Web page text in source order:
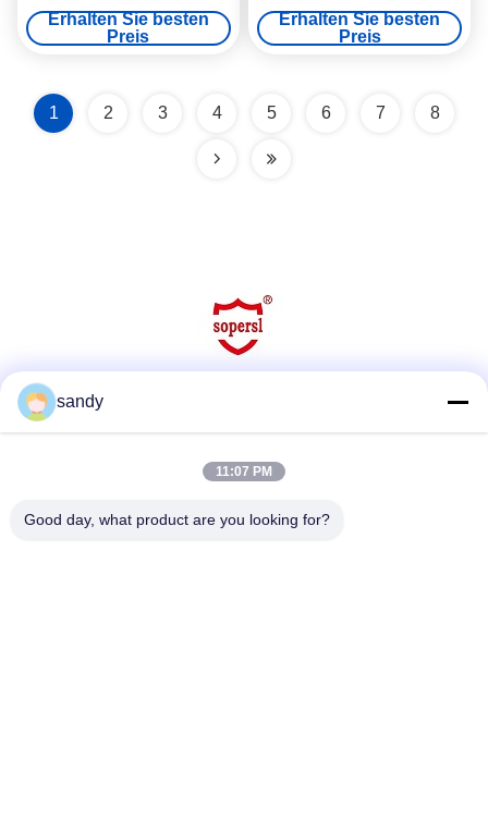
Kabinett-Metall verschließbar
Erhalten Sie besten
Preis
Speicherkabinett mit
kaltgewalztem Stahl
Erhalten Sie besten
Preis
1 2 3 4 5 6 7 8
Schnellkontakt
sandy
11:07 PM
Good day, what product are you looking for?